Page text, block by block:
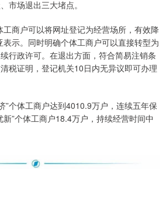
市场退出三大堵点。
工商户可以将网址登记为经营场所，有效降
表示。同时明确个体工商户可以直接转型为
行政许可。在退出方面，符合简易注销条
税证明，登记机关10日内无异议即可办理
”个体工商户达到4010.9万户，连续五年保
”个体工商户18.4万户，持续经营时间中